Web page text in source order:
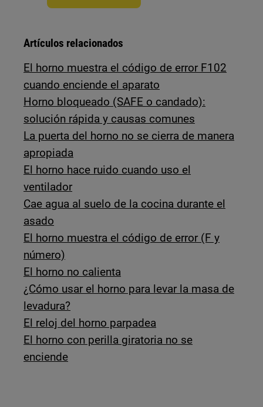
Artículos relacionados
El horno muestra el código de error F102
cuando enciende el aparato
Horno bloqueado (SAFE o candado):
solución rápida y causas comunes
La puerta del horno no se cierra de manera
apropiada
El horno hace ruido cuando uso el
ventilador
Cae agua al suelo de la cocina durante el
asado
El horno muestra el código de error (F y
número)
El horno no calienta
¿Cómo usar el horno para levar la masa de
levadura?
El reloj del horno parpadea
El horno con perilla giratoria no se
enciende